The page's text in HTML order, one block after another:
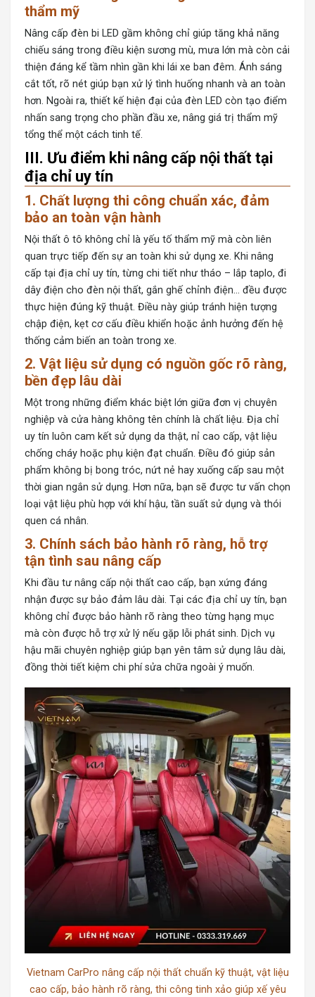
thẩm mỹ
Nâng cấp đèn bi LED gầm không chỉ giúp tăng khả năng
chiếu sáng trong điều kiện sương mù, mưa lớn mà còn cải
thiện đáng kể tầm nhìn gần khi lái xe ban đêm. Ánh sáng
cắt tốt, rõ nét giúp bạn xử lý tình huống nhanh và an toàn
hơn. Ngoài ra, thiết kế hiện đại của đèn LED còn tạo điểm
nhấn sang trọng cho phần đầu xe, nâng giá trị thẩm mỹ
tổng thể một cách tinh tế.
III. Ưu điểm khi nâng cấp nội thất tại
địa chỉ uy tín
1. Chất lượng thi công chuẩn xác, đảm
bảo an toàn vận hành
Nội thất ô tô không chỉ là yếu tố thẩm mỹ mà còn liên
quan trực tiếp đến sự an toàn khi sử dụng xe. Khi nâng
cấp tại địa chỉ uy tín, từng chi tiết như tháo – lắp taplo, đi
dây điện cho đèn nội thất, gắn ghế chỉnh điện… đều được
thực hiện đúng kỹ thuật. Điều này giúp tránh hiện tượng
chập điện, kẹt cơ cấu điều khiển hoặc ảnh hưởng đến hệ
thống cảm biến an toàn trong xe.
2. Vật liệu sử dụng có nguồn gốc rõ ràng,
bền đẹp lâu dài
Một trong những điểm khác biệt lớn giữa đơn vị chuyên
nghiệp và cửa hàng không tên chính là chất liệu. Địa chỉ
uy tín luôn cam kết sử dụng da thật, nỉ cao cấp, vật liệu
chống cháy hoặc phụ kiện đạt chuẩn. Điều đó giúp sản
phẩm không bị bong tróc, nứt nẻ hay xuống cấp sau một
thời gian ngắn sử dụng. Hơn nữa, bạn sẽ được tư vấn chọn
loại vật liệu phù hợp với khí hậu, tần suất sử dụng và thói
quen cá nhân.
3. Chính sách bảo hành rõ ràng, hỗ trợ
tận tình sau nâng cấp
Khi đầu tư nâng cấp nội thất cao cấp, bạn xứng đáng
nhận được sự bảo đảm lâu dài. Tại các địa chỉ uy tín, bạn
không chỉ được bảo hành rõ ràng theo từng hạng mục
mà còn được hỗ trợ xử lý nếu gặp lỗi phát sinh. Dịch vụ
hậu mãi chuyên nghiệp giúp bạn yên tâm sử dụng lâu dài,
đồng thời tiết kiệm chi phí sửa chữa ngoài ý muốn.
Vietnam CarPro nâng cấp nội thất chuẩn kỹ thuật, vật liệu
cao cấp, bảo hành rõ ràng, thi công tinh xảo giúp xế yêu